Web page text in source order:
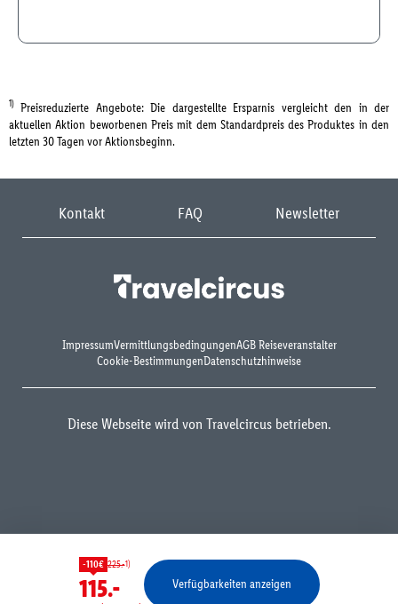
Bestätigen
-110€ 225.-1)
115.- Verfügbarkeiten anzeigen
1) Preisreduzierte Angebote: Die dargestellte Ersparnis vergleicht den in der
aktuellen Aktion beworbenen Preis mit dem Standardpreis des Produktes in den
letzten 30 Tagen vor Aktionsbeginn.
Kontakt FAQ Newsletter
ImpressumVermittlungsbedingungenAGB Reiseveranstalter
Cookie-BestimmungenDatenschutzhinweise
Diese Webseite wird von Travelcircus betrieben.